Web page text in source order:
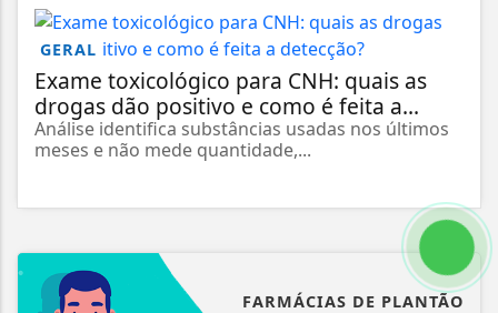
GERAL
Exame toxicológico para CNH: quais as
drogas dão positivo e como é feita a...
Análise identifica substâncias usadas nos últimos
meses e não mede quantidade,...
FARMÁCIAS DE PLANTÃO